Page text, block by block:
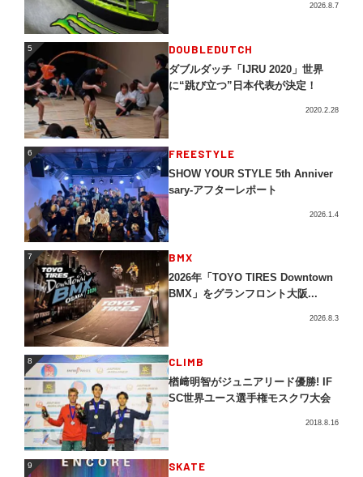
2026.8.7
5 DOUBLEDUTCH
ダブルダッチ「IJRU 2020」世界
に“跳び立つ”日本代表が決定！
2020.2.28
6 FREESTYLE
SHOW YOUR STYLE 5th Anniver
sary-アフターレポート
2026.1.4
7 BMX
2026年「TOYO TIRES Downtown
BMX」をグランフロント大阪...
2026.8.3
8 CLIMB
楢﨑明智がジュニアリード優勝! IF
SC世界ユース選手権モスクワ大会
2018.8.16
9 SKATE